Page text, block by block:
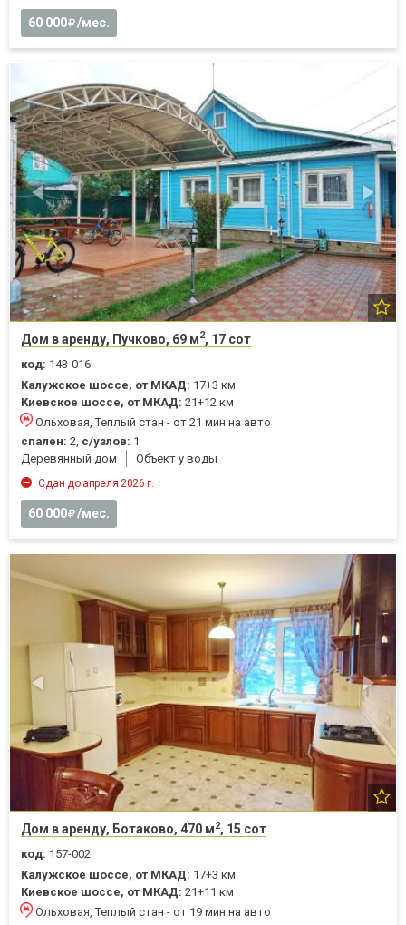
60 000 /мес.
Дом в аренду, Пучково, 69 м2, 17 сот
код: 143-016
Калужское шоссе, от МКАД: 17+3 км
Киевское шоссе, от МКАД: 21+12 км
Ольховая, Теплый стан - от 21 мин на авто
спален: 2, с/узлов: 1
Деревянный дом
Объект у воды
Сдан до апреля 2026 г.
60 000 /мес.
Дом в аренду, Ботаково, 470 м2, 15 сот
код: 157-002
Калужское шоссе, от МКАД: 17+3 км
Киевское шоссе, от МКАД: 21+11 км
Ольховая, Теплый стан - от 19 мин на авто